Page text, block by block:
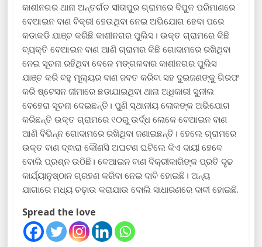
କାଶୀନଗର ଥାନା ଅନ୍ତର୍ଗତ ସୀତାପୁର ଗ୍ରାମରେ ବିପୁଳ ପରିମାଣରେ
ବେଆଇନ ବାଣ ବିକ୍ରୀ ହେଉଥିବା ନେଇ ଅଭିଯୋଗ ହେବା ପରେ
କଡାକଡି ଯାଞ୍ଚ କରିଛି କାଶୀନଗର ପୁଲିସ। ଉକ୍ତ ଗ୍ରାମରେ କିଛି
ବ୍ୟକ୍ତି ବେଆଇନ ବାଣ ଆଣି ଗ୍ରାମର କିଛି ଗୋଦାମରେ ରଖିଥିବା
ନେଇ ସୂଚନା ରହିଥିବା ବେଳେ ମଙ୍ଗଳବାର କାଶୀନଗର ପୁଲିସ
ଯାଞ୍ଚ କରି ବହୁ ମୂଲ୍ୟର ବାଣ ଜବତ କରିବା ସହ ଦୁଇଜଣଙ୍କୁ ଗିରଫ
କରି ଷ୍ଟେସନ ଜୀମାରେ ଛଡାଯାଇଥିବା ଥାନା ଅଧିକାରୀ ସୁନୀଲ
ବେହେରା ସୂଚନା ଦେଇଛନ୍ତି। ପୁଣି ସ୍ଥାନୀୟ ଲୋକଙ୍କ ଅଭିଯୋଗ
କରିଛନ୍ତି ଉକ୍ତ ଗ୍ରାମରେ ୧୦ରୁ ଉର୍ଦ୍ଧ ଲୋକେ ବେଆଇନ ବାଣ
ଆଣି ବିଭିନ୍ନ ଗୋଦାମରେ ରଖିଥିବା ଜଣାଇଛନ୍ତି। ହେଲେ ଗ୍ରାମରେ
ଉକ୍ତ ବାଣ ଦ୍ଵାରା କୌଣସି ଅଘଟଣ ଘଟିଲେ କିଏ ଦାୟୀ ହେବେ
ବୋଲି ପ୍ରଶ୍ନ ଉଠିଛି। ବେଆଇନ ବାଣ ବିକ୍ରୀକାରିଙ୍କ ପ୍ରତି ଦୃଢ
କାର୍ଯ୍ୟାନୁଷ୍ଠାନ ଗ୍ରହଣ କରିବା ନେଇ ଦାବି ହୋଇଛି। ଅନ୍ୟ
ଯାଗାରେ ମଧ୍ୟ ଚଢ଼ାଉ କରାଯାଉ ବୋଲି ସାଧାରଣରେ ଦାବୀ ହୋଇଛି.
Spread the love